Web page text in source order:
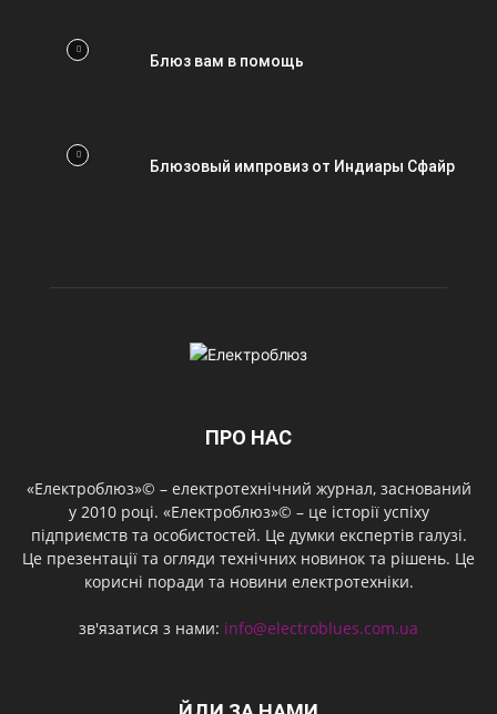
Блюз вам в помощь
Блюзовый импровиз от Индиары Сфайр
ПРО НАС
«Електроблюз»© – електротехнічний журнал, заснований
у 2010 році. «Електроблюз»© – це історії успіху
підприємств та особистостей. Це думки експертів галузі.
Це презентації та огляди технічних новинок та рішень. Це
корисні поради та новини електротехніки.
зв'язатися з нами: info@electroblues.com.ua